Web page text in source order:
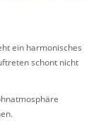
ein harmonisches
schont nicht